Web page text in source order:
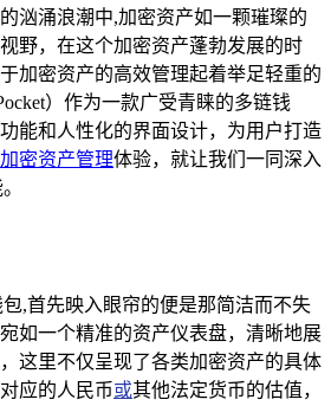
汹涌浪潮中,加密资产如一颗璀璨的
野，在这个加密资产蓬勃发展的时
加密资产的高效管理起着举足轻重的
）作为一款广受青睐的多链钱
能和人性化的界面设计，为用户打造
加密资产管理体验，就让我们一同深入
,首先映入眼帘的便是那简洁而不失
如一个精准的资产仪表盘，清晰地展
这里不仅呈现了各类加密资产的具体
应的人民币或其他法定货币的估值，